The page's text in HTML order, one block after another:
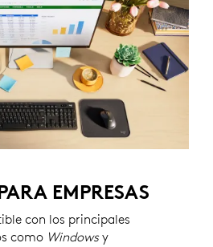
EMPRESAS
con los principales
como Windowsy